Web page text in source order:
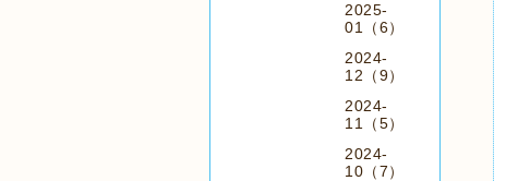
2025-
01（6）
2024-
12（9）
2024-
11（5）
2024-
10（7）